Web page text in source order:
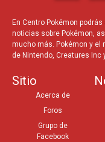
En Centro Pokémon
noticias sobre Pokémon,
mucho más. Pokémon y el
de Nintendo, Creatures Inc
Sitio
Acerca de
Foros
Grupo de
Facebook